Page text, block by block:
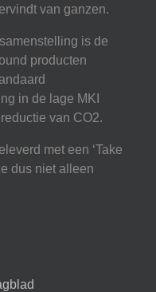
van ganzen.
is de
producten
in de lage MKI
van CO2.
met een ‘Take
dus niet alleen